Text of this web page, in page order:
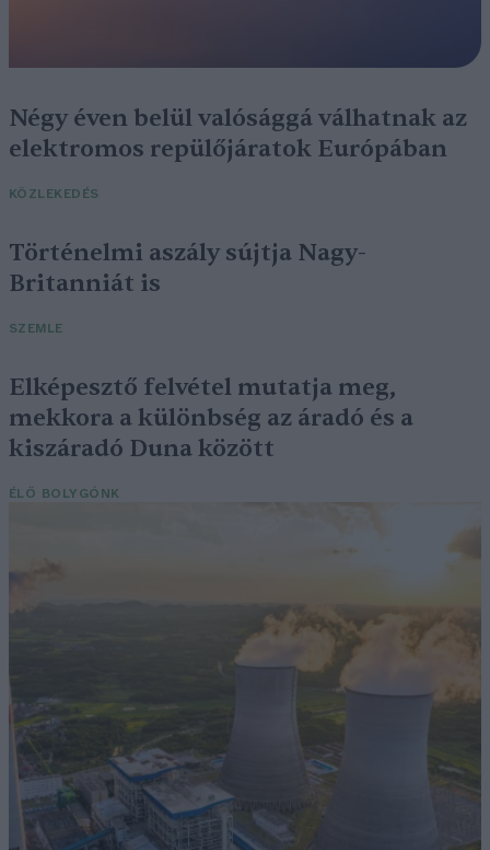
Négy éven belül valósággá válhatnak az
elektromos repülőjáratok Európában
KÖZLEKEDÉS
Történelmi aszály sújtja Nagy-
Britanniát is
SZEMLE
Elképesztő felvétel mutatja meg,
mekkora a különbség az áradó és a
kiszáradó Duna között
ÉLŐ BOLYGÓNK